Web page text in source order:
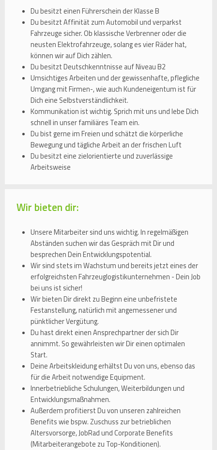
Du besitzt einen Führerschein der Klasse B
Du besitzt Affinität zum Automobil und verparkst
Fahrzeuge sicher. Ob klassische Verbrenner oder die
neusten Elektrofahrzeuge, solang es vier Räder hat,
können wir auf Dich zählen.
Du besitzt Deutschkenntnisse auf Niveau B2
Umsichtiges Arbeiten und der gewissenhafte, pflegliche
Umgang mit Firmen-, wie auch Kundeneigentum ist für
Dich eine Selbstverständlichkeit.
Kommunikation ist wichtig. Sprich mit uns und lebe Dich
schnell in unser familiäres Team ein.
Du bist gerne im Freien und schätzt die körperliche
Bewegung und tägliche Arbeit an der frischen Luft
Du besitzt eine zielorientierte und zuverlässige
Arbeitsweise
Wir bieten dir:
Unsere Mitarbeiter sind uns wichtig. In regelmäßigen
Abständen suchen wir das Gespräch mit Dir und
besprechen Dein Entwicklungspotential.
Wir sind stets im Wachstum und bereits jetzt eines der
erfolgreichsten Fahrzeuglogistikunternehmen - Dein Job
bei uns ist sicher!
Wir bieten Dir direkt zu Beginn eine unbefristete
Festanstellung, natürlich mit angemessener und
pünktlicher Vergütung.
Du hast direkt einen Ansprechpartner der sich Dir
annimmt. So gewährleisten wir Dir einen optimalen
Start.
Deine Arbeitskleidung erhältst Du von uns, ebenso das
für die Arbeit notwendige Equipment.
Innerbetriebliche Schulungen, Weiterbildungen und
Entwicklungsmaßnahmen.
Außerdem profitierst Du von unseren zahlreichen
Benefits wie bspw. Zuschuss zur betrieblichen
Altersvorsorge, JobRad und Corporate Benefits
(Mitarbeiterangebote zu Top-Konditionen).